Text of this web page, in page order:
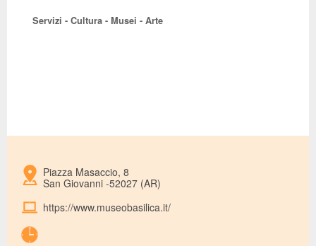
Servizi - Cultura - Musei - Arte
Piazza Masaccio, 8
San Giovanni -52027 (AR)
https://www.museobasilica.it/